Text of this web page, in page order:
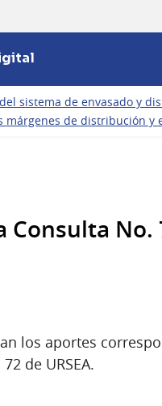
sistema de envasado y
de distribución y
Consulta No.
los aportes
de URSEA.